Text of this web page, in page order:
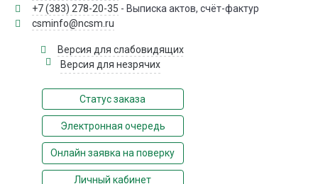
+7 (383) 278-20-35 - Выписка актов, счёт-фактур
csminfo@ncsm.ru
Версия для слабовидящих
Версия для незрячих
Статус заказа
Электронная очередь
Онлайн заявка на поверку
Личный кабинет